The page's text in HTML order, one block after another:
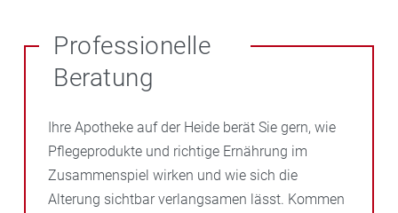
Professionelle
Beratung
Ihre Apotheke auf der Heide berät Sie gern, wie
Pflegeprodukte und richtige Ernährung im
Zusammenspiel wirken und wie sich die
Alterung sichtbar verlangsamen lässt. Kommen